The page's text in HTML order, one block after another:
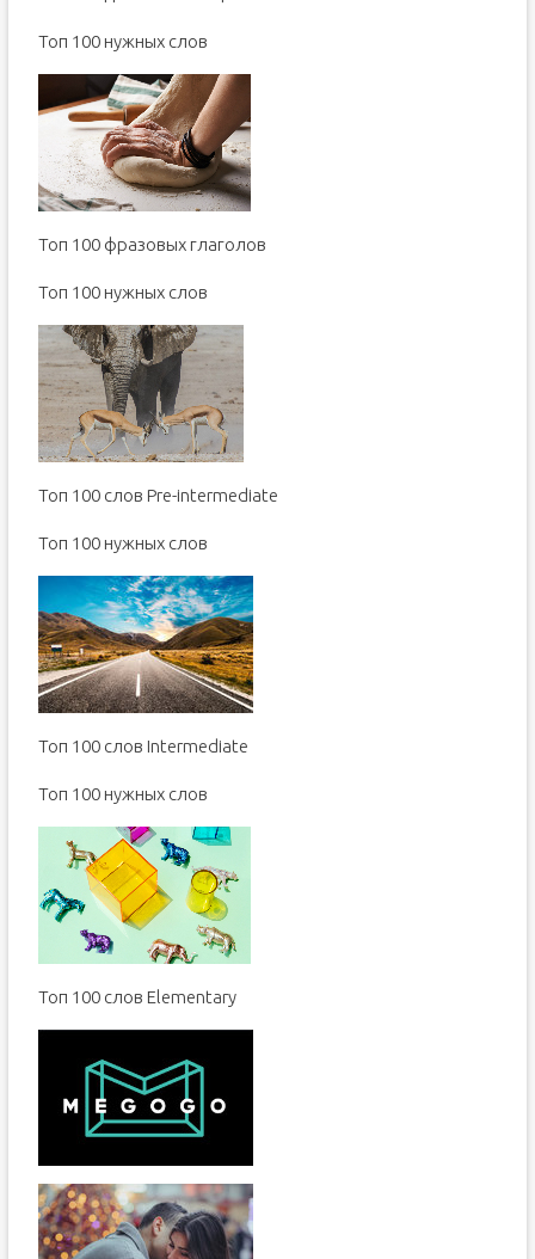
Toп 100 нужных слов
Топ 100 фразовых глаголов
Toп 100 нужных слов
Топ 100 слов Pre-intermediate
Toп 100 нужных слов
Топ 100 слов Intermediate
Toп 100 нужных слов
Топ 100 слов Elementary